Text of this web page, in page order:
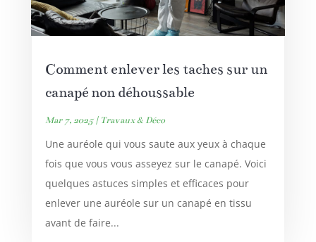
Comment enlever les taches sur un
canapé non déhoussable
Mar 7, 2025| Travaux & Déco
Une auréole qui vous saute aux yeux à chaque
fois que vous vous asseyez sur le canapé. Voici
quelques astuces simples et efficaces pour
enlever une auréole sur un canapé en tissu
avant de faire...